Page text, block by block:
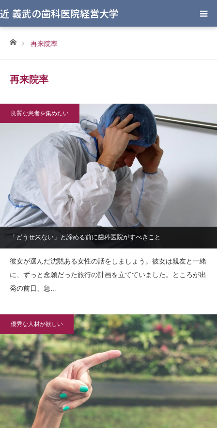
近 義武の歯科医院経営大学
ホーム再来院率
再来院率
良質な患者を集めたい
「どうせ来ない」と諦める前に歯科医院がすべきこと
彼女が選んだ沈黙ある女性の話をしましょう。彼女は親友と一緒
に、ずっと念願だった旅行の計画を立てていました。ところが出
発の前日、急…
優秀な人材が欲しい